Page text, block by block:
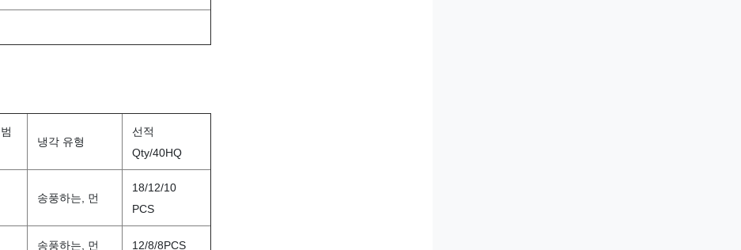
냉각 유형
선적
Qty/40HQ
송풍하는, 먼
18/12/10
PCS
송풍하는, 먼 12/8/8PCS